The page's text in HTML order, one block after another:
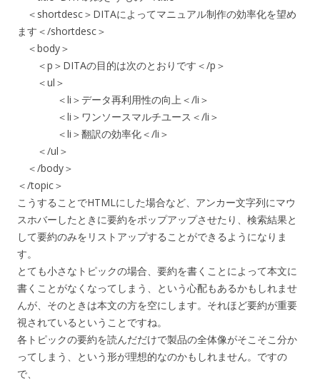
＜shortdesc＞DITAによってマニュアル制作の効率化を望め
ます＜/shortdesc＞
＜body＞
＜p＞DITAの目的は次のとおりです＜/p＞
＜ul＞
＜li＞データ再利用性の向上＜/li＞
＜li＞ワンソースマルチユース＜/li＞
＜li＞翻訳の効率化＜/li＞
＜/ul＞
＜/body＞
＜/topic＞
こうすることでHTMLにした場合など、アンカー文字列にマウ
スホバーしたときに要約をポップアップさせたり、検索結果と
して要約のみをリストアップすることができるようになりま
す。
とても小さなトピックの場合、要約を書くことによって本文に
書くことがなくなってしまう、という心配もあるかもしれませ
んが、そのときは本文の方を空にします。それほど要約が重要
視されているということですね。
各トピックの要約を読んだだけで製品の全体像がそこそこ分か
ってしまう、という形が理想的なのかもしれません。ですの
で、